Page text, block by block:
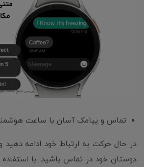
تماس و پیامک آسان با ساعت
در حال حرکت به ارتباط خود ادامه دهید
دوستان خود در تماس باشید. با